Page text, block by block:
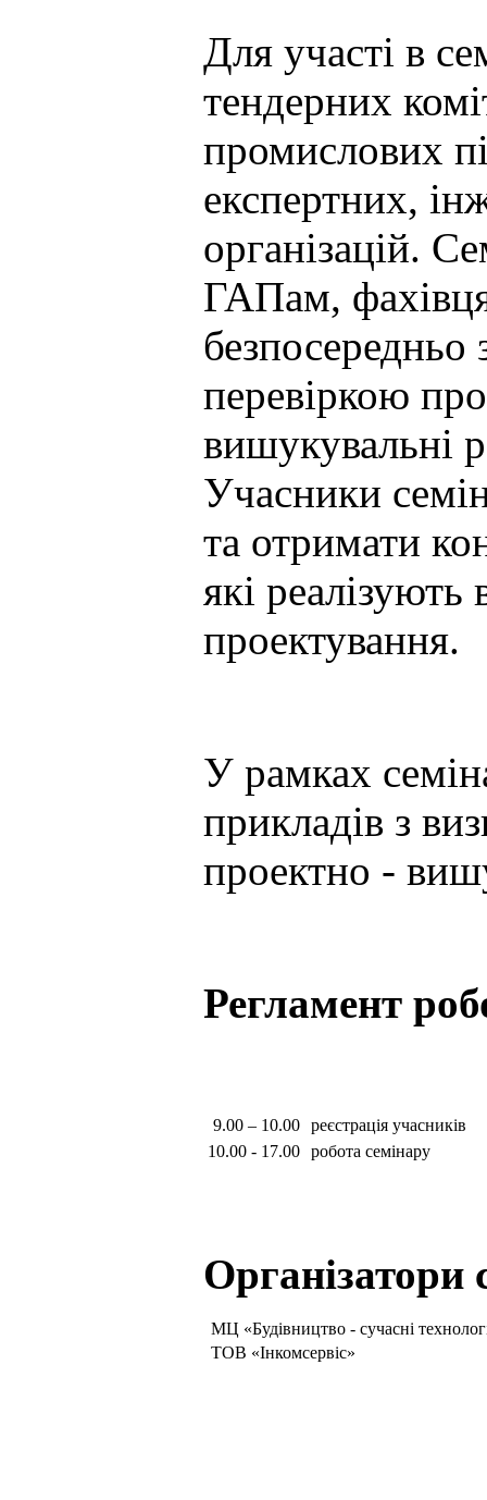
Для участі в
тендерних
промислових
експертних,
організацій.
ГАПам,
перевіркою
вишукувальні
Учасники
та отримати
які
проектування.
У рамках
прикладів з
проектно -
Регламент
9.00 – 10.00 реєстрація учасників
10.00 - 17.00 робота семінару
МЦ «Будівництво - сучасні
ТОВ «Інкомсервіс»